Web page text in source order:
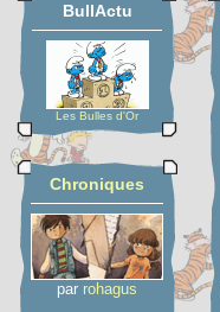
BullActu
Les Bulles d'Or
Chroniques
par rohagus